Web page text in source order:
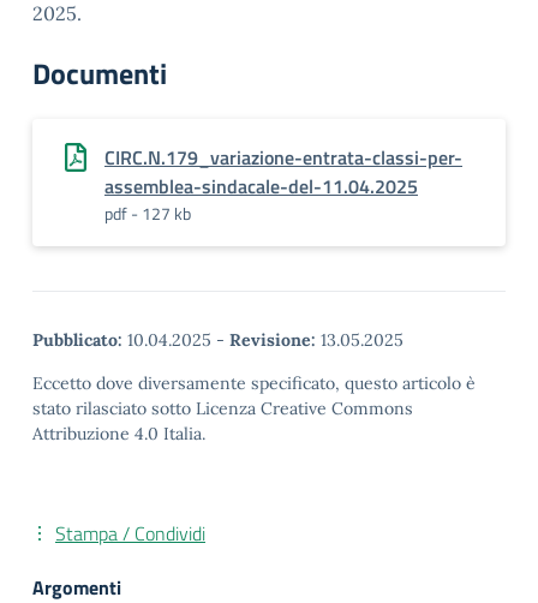
2025.
Documenti
CIRC.N.179_variazione-entrata-classi-per-
assemblea-sindacale-del-11.04.2025
pdf - 127 kb
Pubblicato: 10.04.2025 - Revisione: 13.05.2025
Eccetto dove diversamente specificato, questo articolo è
stato rilasciato sotto Licenza Creative Commons
Attribuzione 4.0 Italia.
Stampa / Condividi
Argomenti